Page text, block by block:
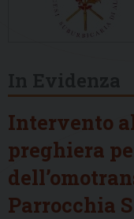
Intervento
preghiera
Parrocchia